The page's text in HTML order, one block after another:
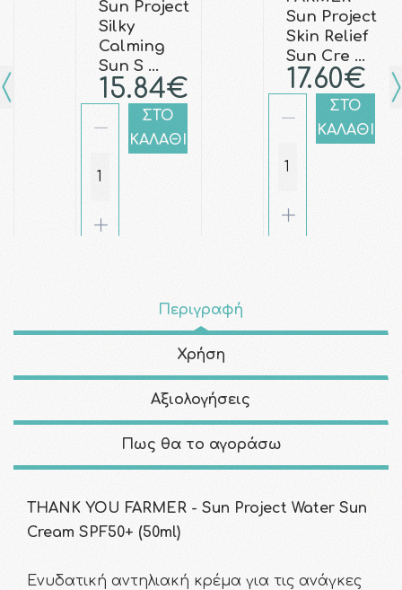
Sun Project
Silky
Calming
Sun S …
15.84€
ΣΤΟ
ΚΑΛΑΘΙ
Sun Project
Skin Relief
Sun Cre …
17.60€
ΣΤΟ
ΚΑΛΑΘΙ
Περιγραφή
Χρήση
Αξιολογήσεις
Πως θα το αγοράσω
THANK YOU FARMER - Sun Project Water Sun
Cream SPF50+ (50ml)
Ενυδατική αντηλιακή κρέμα για τις ανάγκες